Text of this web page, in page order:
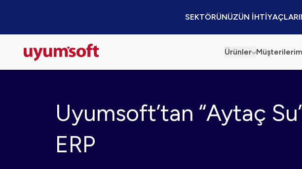
SEKTÖRÜNÜZÜN
Ürünler
Kalite
Uyumsoft’tan “Aytaç
ERP